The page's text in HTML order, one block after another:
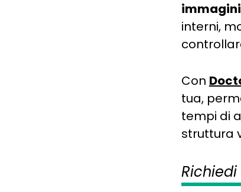
interni,
Con
tua,
tempi di
struttura